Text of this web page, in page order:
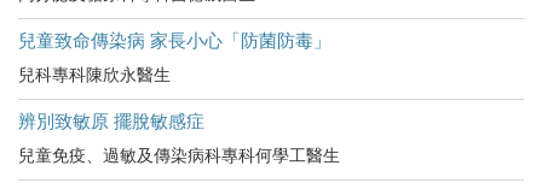
兒童致命傳染病 家長小心「防菌防毒」
兒科專科陳欣永醫生
辨別致敏原 擺脫敏感症
兒童免疫、過敏及傳染病科專科何學工醫生